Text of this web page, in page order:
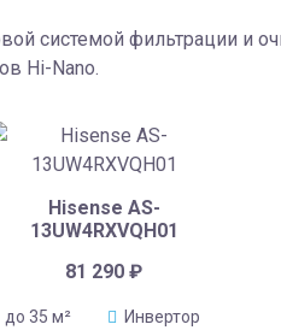
системой фильтрации и
Hi-Nano.
Hisense AS-
13UW4RXVQH01
81 290₽
до 35 м²
Инвертор